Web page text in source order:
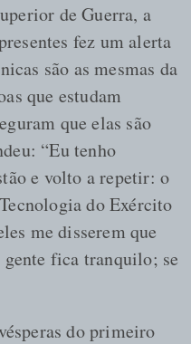
de Guerra, a
fez um alerta
são as mesmas da
que estudam
que elas são
“Eu tenho
e volto a repetir: o
do Exército
me disserem que
fica tranquilo; se
do primeiro